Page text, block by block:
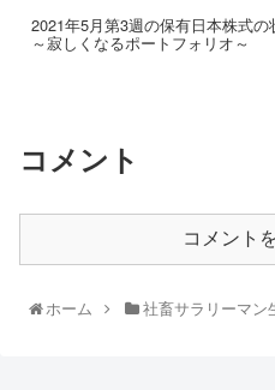
2021年5月第3週の保有日本株式
～寂しくなるポートフォリオ～
コメント
コメント
ホーム 社畜サラリーマン